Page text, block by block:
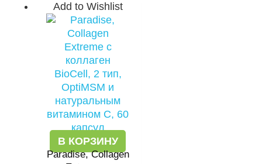
Add to Wishlist
В КОРЗИНУ
Paradise, Collagen